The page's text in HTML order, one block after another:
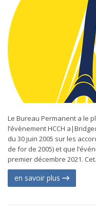
Le Bureau Permanent a le
l’évènement HCCH
du 30 juin 2005 sur les
de for de 2005) et que
premier décembre 2021.
en savoir plus